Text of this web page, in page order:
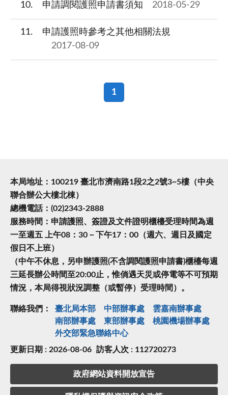
10 申請調閱護照申請書須知 2018-05-29
11
申請護照時參考之其他相關法規
2017-08-09
1
本局地址：100219 臺北市濟南路1段2之2號3~5樓（中央
聯合辦公大樓北棟）
總機電話：(02)2343-2888
服務時間：申請護照、簽證及文件證明櫃檯受理時間為週
一至週五 上午08：30－下午17：00（週六、週日及國定
假日不上班）
（中午不休息，另申辦護照(不含調閱護照申請書)櫃檯每週
三延長辦公時間至20:00止，惟倘遇天災或停電等不可預期
情況，本局得視狀況調整（或暫停）受理時間）。
聯絡我們： 臺北局本部 中部辦事處
雲嘉南辦事處
南部辦事處
東部辦事處
桃園機場辦事處
外交部緊急聯絡中⼼
更新日期 : 2026-08-06 訪客人次 : 112720273
政府網站資料開放宣告